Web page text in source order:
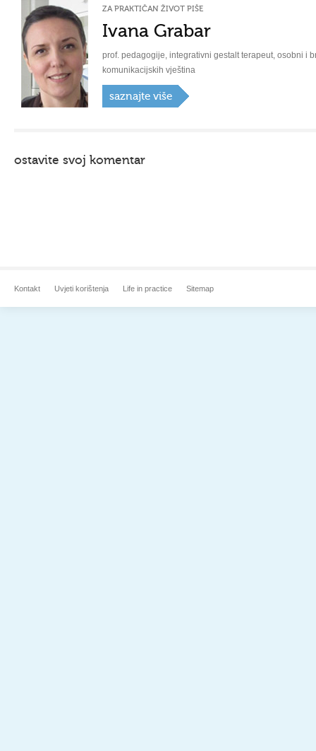
ZA PRAKTIČAN ŽIVOT PIŠE
Ivana Grabar
prof. pedagogije, integrativni gestalt terapeut, osobni i
komunikacijskih vještina
saznajte više
ostavite svoj komentar
Kontakt Uvjeti korištenja Life in practice Sitemap